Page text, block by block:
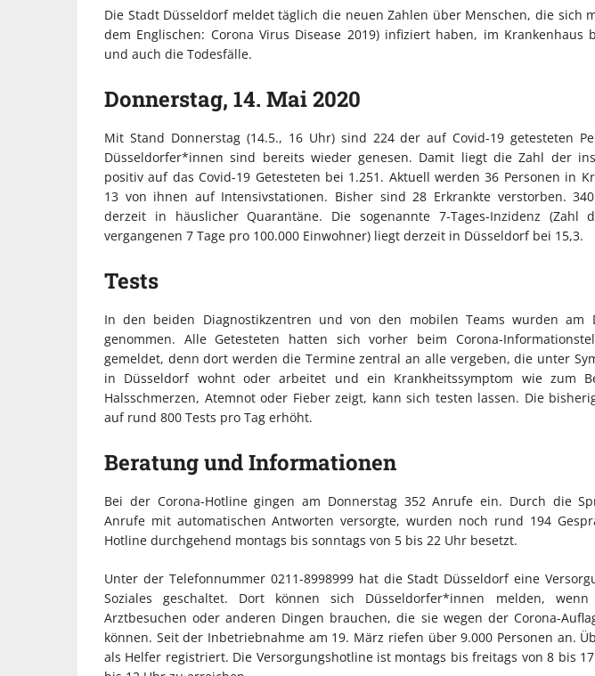
Die Stadt Düsseldorf meldet täglich die neuen Zahlen über Menschen, die sich
dem Englischen: Corona Virus Disease 2019) infiziert haben, im Krankenhaus
und auch die Todesfälle.
Donnerstag, 14. Mai 2020
Mit Stand Donnerstag (14.5., 16 Uhr) sind 224 der auf Covid-19 getesteten
Düsseldorfer*innen sind bereits wieder genesen. Damit liegt die Zahl der
positiv auf das Covid-19 Getesteten bei 1.251. Aktuell werden 36 Personen in
13 von ihnen auf Intensivstationen. Bisher sind 28 Erkrankte verstorben.
derzeit in häuslicher Quarantäne. Die sogenannte 7-Tages-Inzidenz (Zahl
vergangenen 7 Tage pro 100.000 Einwohner) liegt derzeit in Düsseldorf bei 15,3.
Tests
In den beiden Diagnostikzentren und von den mobilen Teams wurden am
genommen. Alle Getesteten hatten sich vorher beim Corona-
gemeldet, denn dort werden die Termine zentral an alle vergeben, die unter
in Düsseldorf wohnt oder arbeitet und ein Krankheitssymptom wie zum
Halsschmerzen, Atemnot oder Fieber zeigt, kann sich testen lassen. Die
auf rund 800 Tests pro Tag erhöht.
Beratung und Informationen
Bei der Corona-Hotline gingen am Donnerstag 352 Anrufe ein. Durch die
Anrufe mit automatischen Antworten versorgte, wurden noch rund 194
Hotline durchgehend montags bis sonntags von 5 bis 22 Uhr besetzt.
Unter der Telefonnummer 0211-8998999 hat die Stadt Düsseldorf eine
Soziales geschaltet. Dort können sich Düsseldorfer*innen melden,
Arztbesuchen oder anderen Dingen brauchen, die sie wegen der Corona-
können. Seit der Inbetriebnahme am 19. März riefen über 9.000 Personen an.
als Helfer registriert. Die Versorgungshotline ist montags bis freitags von 8 bis